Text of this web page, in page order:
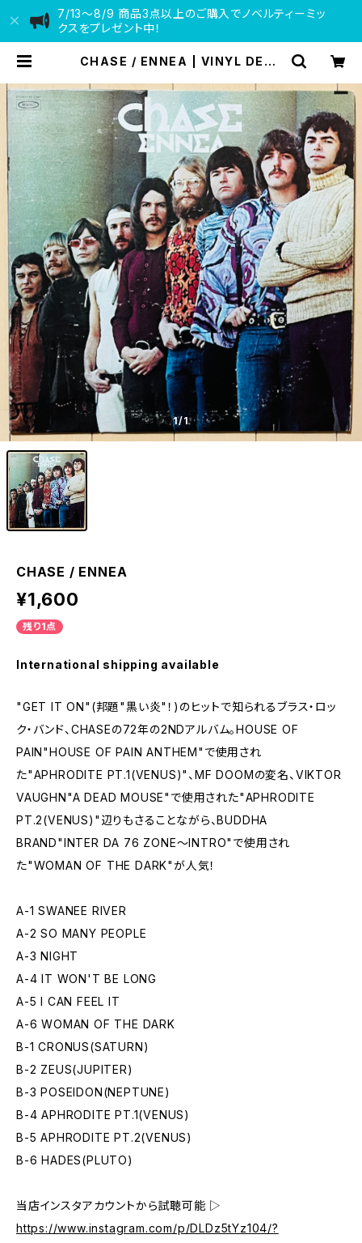
7/13〜8/9 商品3点以上のご購入でノベルティーミッ
クスをプレゼント中！
CHASE / ENNEA | VINYL DEAL
1/1
CHASE / ENNEA
¥1,600
残り1点
International shipping available
"GET IT ON"(邦題"黒い炎"！)のヒットで知られるブラス・ロッ
ク・バンド、CHASEの72年の2NDアルバム。HOUSE OF
PAIN"HOUSE OF PAIN ANTHEM"で使用され
た"APHRODITE PT.1(VENUS)"、MF DOOMの変名、VIKTOR
VAUGHN"A DEAD MOUSE"で使用された"APHRODITE
PT.2(VENUS)"辺りもさることながら、BUDDHA
BRAND"INTER DA 76 ZONE〜INTRO"で使用され
た"WOMAN OF THE DARK"が人気！
A-1 SWANEE RIVER
A-2 SO MANY PEOPLE
A-3 NIGHT
A-4 IT WON'T BE LONG
A-5 I CAN FEEL IT
A-6 WOMAN OF THE DARK
B-1 CRONUS(SATURN)
B-2 ZEUS(JUPITER)
B-3 POSEIDON(NEPTUNE)
B-4 APHRODITE PT.1(VENUS)
B-5 APHRODITE PT.2(VENUS)
B-6 HADES(PLUTO)
当店インスタアカウントから試聴可能 ▷
https://www.instagram.com/p/DLDz5tYz104/?